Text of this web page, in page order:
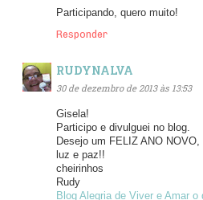
Participando, quero muito!
Responder
RUDYNALVA
30 de dezembro de 2013 às 13:53
Gisela!
Participo e divulguei no blog.
Desejo um FELIZ ANO
luz e paz!!
cheirinhos
Rudy
Blog Alegria de Viver e Amar o